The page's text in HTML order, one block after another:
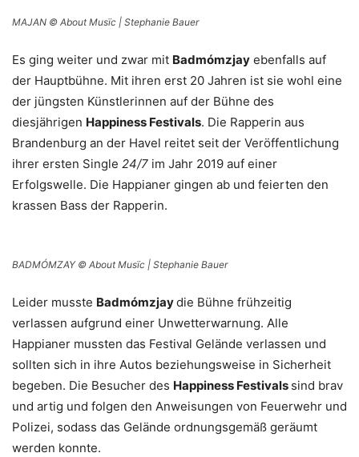
MAJAN © About Musïc | Stephanie Bauer
Es ging weiter und zwar mit Badmómzjay ebenfalls auf
der Hauptbühne. Mit ihren erst 20 Jahren ist sie wohl eine
der jüngsten Künstlerinnen auf der Bühne des
diesjährigen Happiness Festivals. Die Rapperin aus
Brandenburg an der Havel reitet seit der Veröffentlichung
ihrer ersten Single 24/7 im Jahr 2019 auf einer
Erfolgswelle. Die Happianer gingen ab und feierten den
krassen Bass der Rapperin.
BADMÓMZAY © About Musïc | Stephanie Bauer
Leider musste Badmómzjaydie Bühne frühzeitig
verlassen aufgrund einer Unwetterwarnung. Alle
Happianer mussten das Festival Gelände verlassen und
sollten sich in ihre Autos beziehungsweise in Sicherheit
begeben. Die Besucher des Happiness Festivals sind brav
und artig und folgen den Anweisungen von Feuerwehr und
Polizei, sodass das Gelände ordnungsgemäß geräumt
werden konnte.